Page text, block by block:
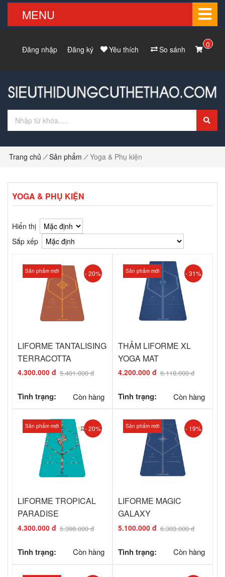
MENU
Đăng nhập Đăng ký Yêu thích So sánh 0
Trang chủ Sản phẩm Yoga & Phụ kiện
YOGA & PHỤ KIỆN
Hiển thị
Sắp xếp
Sản phẩm mới - 20%
LIFORME TANTALISING
TERRACOTTA
4.300.000 đ 5.401.000 đ
Tình trạng: Còn hàng
Sản phẩm mới - 31%
THẢM LIFORME XL
YOGA MAT
4.200.000 đ 6.118.000 đ
Tình trạng: Còn hàng
Sản phẩm mới - 20%
LIFORME TROPICAL
PARADISE
4.300.000 đ 5.398.000 đ
Tình trạng: Còn hàng
Sản phẩm mới - 19%
LIFORME MAGIC
GALAXY
5.100.000 đ 6.303.000 đ
Tình trạng: Còn hàng